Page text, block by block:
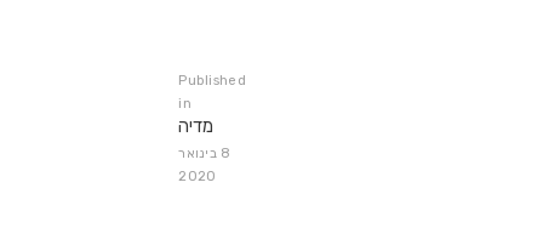
Published
in
post:מדיה
8 בינואר
2020